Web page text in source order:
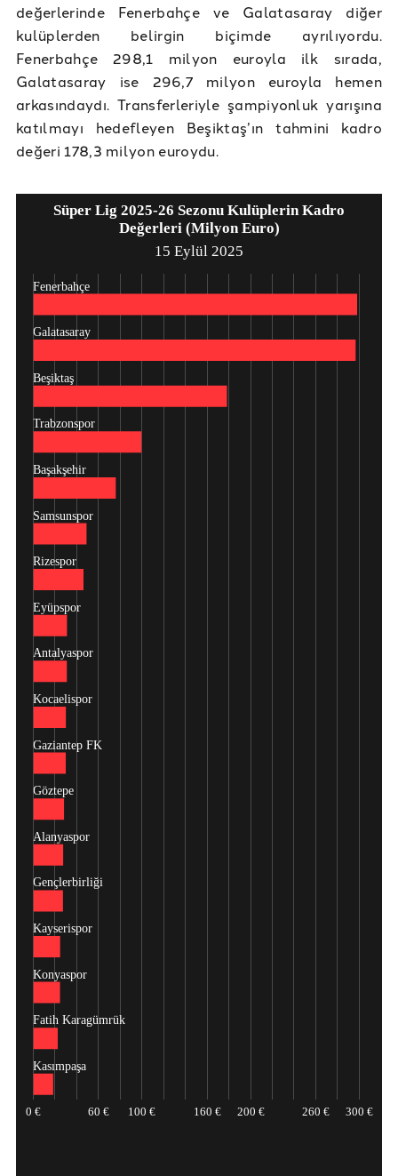
değerlerinde Fenerbahçe ve Galatasaray diğer
kulüplerden belirgin biçimde ayrılıyordu.
Fenerbahçe 298,1 milyon euroyla ilk sırada,
Galatasaray ise 296,7 milyon euroyla hemen
arkasındaydı. Transferleriyle şampiyonluk yarışına
katılmayı hedefleyen Beşiktaş’ın tahmini kadro
değeri 178,3 milyon euroydu.